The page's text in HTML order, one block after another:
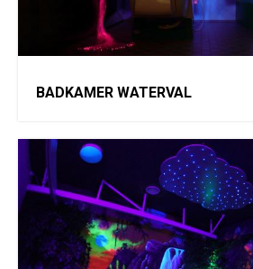
BADKAMER WATERVAL